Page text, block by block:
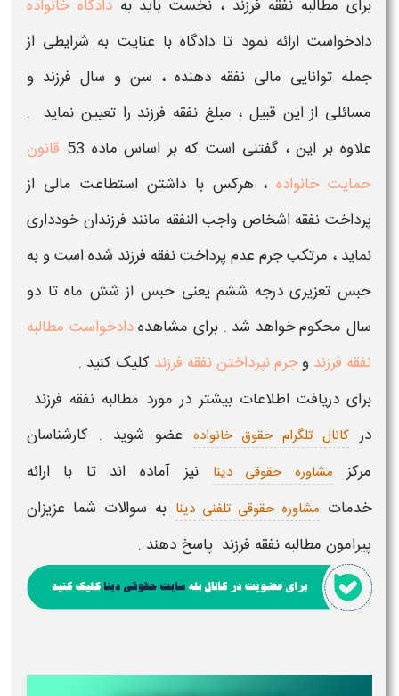
برای مطالبه نفقه فرزند ، نخست باید بهدادگاه خانواده
دادخواست ارائه نمود تا دادگاه با عنایت به شرایطی از
جمله توانایی مالی نفقه دهنده ، سن و سال فرزند و
مسائلی از این قبیل ، مبلغ نفقه فرزند را تعیین نماید .
علاوه بر این ، گفتنی است که بر اساس ماده 53
قانون
حمایت خانواده ، هرکس با داشتن استطاعت مالی از
پرداخت نفقه اشخاص واجب النفقه مانند فرزندان خودداری
نماید ، مرتکب جرم عدم پرداخت نفقه فرزند شده است و به
حبس تعزیری درجه ششمیعنی حبس از شش ماه تا دو
سال محکوم خواهد شد . برای مشاهدهدادخواست مطالبه
نفقه فرزند وجرم نپرداختن نفقه فرزند کلیک کنید .
برای دریافت اطلاعات بیشتر در مورد مطالبه نفقه فرزند
در کانال تلگرام حقوق خانواده عضو شوید . کارشناسان
مرکز مشاوره حقوقی دینا
نیز آماده اند تا با ارائه
خدمات مشاوره حقوقی تلفنی دینا به سوالات شما عزیزان
پیرامون مطالبه نفقه فرزند پاسخ دهند .